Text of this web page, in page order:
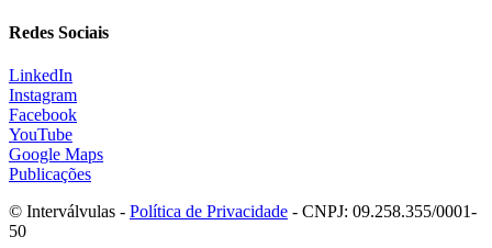
Redes Sociais
LinkedIn
Instagram
Facebook
YouTube
Google Maps
Publicações
© Interválvulas - Política de Privacidade - CNPJ: 09.258.355/0001-
50